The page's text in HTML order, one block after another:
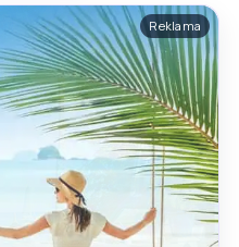
Reklama